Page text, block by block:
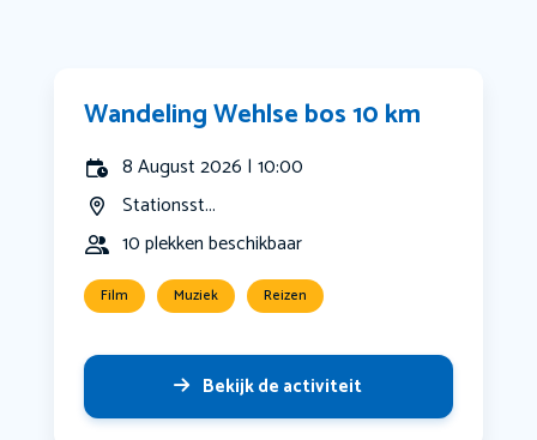
Wandeling Wehlse bos 10 km
8 August 2026 | 10:00
Stationsst...
10 plekken beschikbaar
Film Muziek Reizen
Bekijk de activiteit